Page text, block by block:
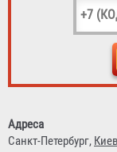
Знак P-05
Адреса
Санкт-Петербург,